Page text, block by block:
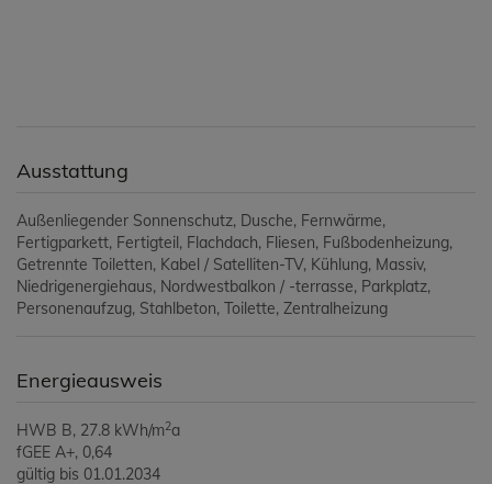
Ausstattung
Außenliegender Sonnenschutz Dusche Fernwärme
Fertigparkett Fertigteil Flachdach Fliesen Fußbodenheizung
Getrennte Toiletten Kabel / Satelliten-TV Kühlung Massiv
Niedrigenergiehaus Nordwestbalkon / -terrasse Parkplatz
Personenaufzug Stahlbeton Toilette Zentralheizung
Energieausweis
HWB B, 27.8 kWh/m2a
fGEE A+, 0,64
gültig bis 01.01.2034